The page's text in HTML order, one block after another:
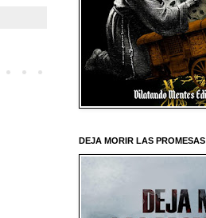
DEJA MORIR LAS PROMESAS